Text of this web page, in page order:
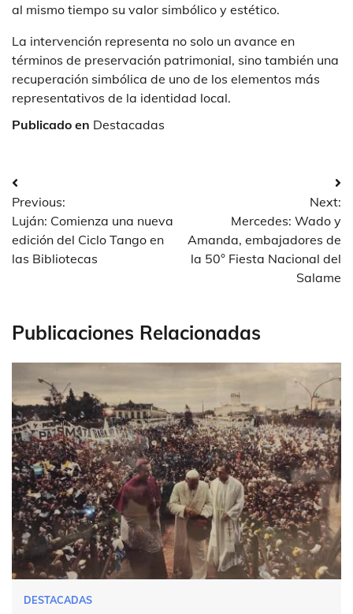
al mismo tiempo su valor simbólico y estético.
La intervención representa no solo un avance en
términos de preservación patrimonial, sino también una
recuperación simbólica de uno de los elementos más
representativos de la identidad local.
Publicado en Destacadas
Navegación
de
entradas
Previous:
Luján: Comienza una nueva
edición del Ciclo Tango en
las Bibliotecas
Next:
Mercedes: Wado y
Amanda, embajadores de
la 50° Fiesta Nacional del
Salame
Publicaciones Relacionadas
DESTACADAS